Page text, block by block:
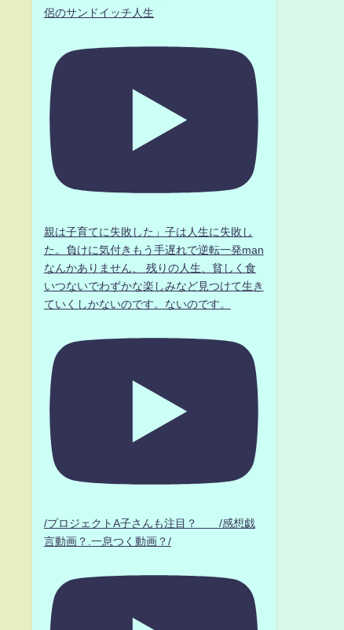
侶のサンドイッチ人生
親は子育てに失敗した」子は人生に失敗し
た。負けに気付きもう手遅れで逆転一発man
なんかありません、 残りの人生、貧しく食
いつないでわずかな楽しみなど見つけて生き
ていくしかないのです。ないのです。
/プロジェクトA子さんも注目？ /感想戯
言動画？.一息つく動画？/